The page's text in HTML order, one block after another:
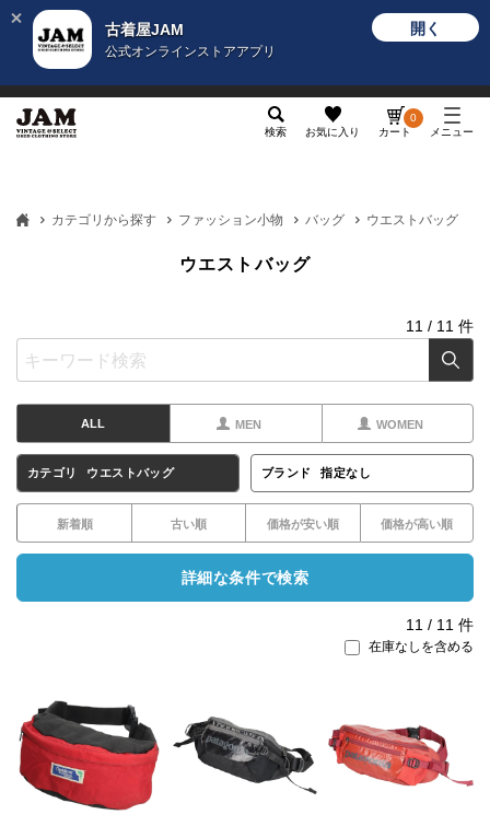
古着屋JAM
公式オンラインストアアプリ
開く
検索 お気に入り カート
0
メニュー
カテゴリから探す ファッション小物 バッグ ウエストバッグ
ウエストバッグ
11 / 11 件
ALL MEN WOMEN
カテゴリ ウエストバッグ ブランド 指定なし
新着順 古い順 価格が安い順 価格が高い順
詳細な条件で検索
11 / 11 件
在庫なしを含める